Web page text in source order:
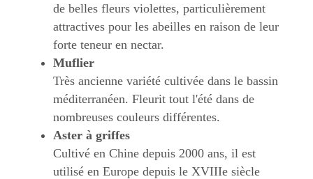
de belles fleurs violettes, particulièrement
attractives pour les abeilles en raison de leur
forte teneur en nectar.
Muflier
Très ancienne variété cultivée dans le bassin
méditerranéen. Fleurit tout l'été dans de
nombreuses couleurs différentes.
Aster à griffes
Cultivé en Chine depuis 2000 ans, il est
utilisé en Europe depuis le XVIIIe siècle